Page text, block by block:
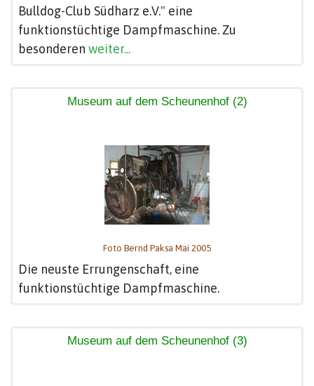
Bulldog-Club Südharz e.V." eine
funktionstüchtige Dampfmaschine. Zu
besonderen weiter...
Museum auf dem Scheunenhof (2)
Foto Bernd Paksa Mai 2005
Die neuste Errungenschaft, eine
funktionstüchtige Dampfmaschine.
Museum auf dem Scheunenhof (3)